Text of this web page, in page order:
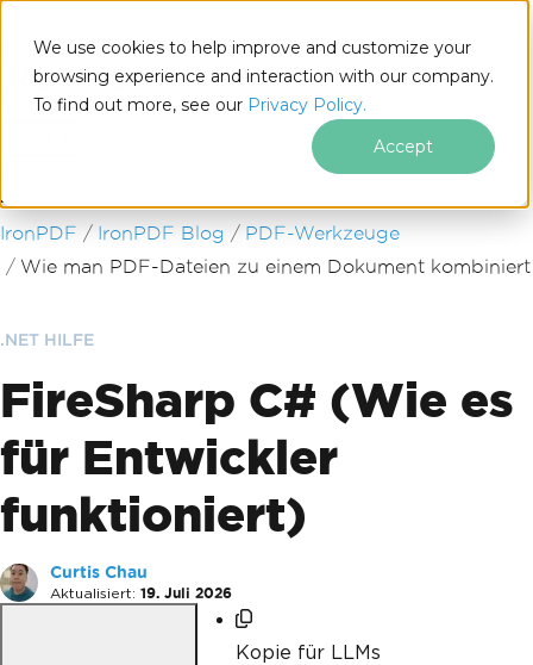
We use cookies to help improve and customize your
browsing experience and interaction with our company.
To find out more, see our Privacy Policy.
Accept
Zum Fußzeileninhalt springen
IronPDF IronPDF Blog
PDF-Werkzeuge
Wie man PDF-Dateien zu einem Dokument kombiniert
.NET HILFE
FireSharp C# (Wie es
für Entwickler
funktioniert)
Curtis Chau
Aktualisiert: 19. Juli 2026
Kopie für LLMs